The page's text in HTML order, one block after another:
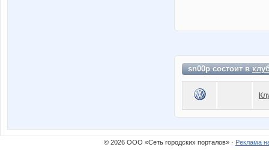
sn00p состоит в
© 2026 ООО «Сеть городских порталов» · Реклама